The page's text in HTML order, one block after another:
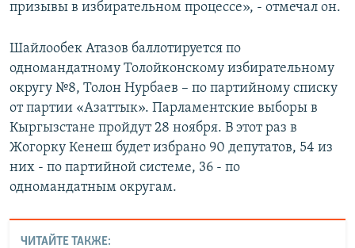
призывы в избирательном процессе», - отмечал он.
Шайлообек Атазов баллотируется по
одномандатному Толойконскому избирательному
округу №8, Толон Нурбаев – по партийному списку
от партии «Азаттык». Парламентские выборы в
Кыргызстане пройдут 28 ноября. В этот раз в
Жогорку Кенеш будет избрано 90 депутатов, 54 из
них - по партийной системе, 36 - по
одномандатным округам.
ЧИТАЙТЕ ТАКЖЕ: